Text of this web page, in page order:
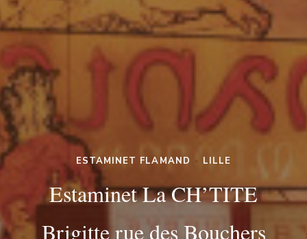
ESTAMINET FLAMAND LILLE
Estaminet La CH’TITE
Brigitte rue des Bouchers